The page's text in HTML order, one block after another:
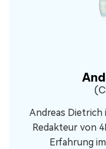
Andreas Dietrich
Redakteur von
Erfahrung